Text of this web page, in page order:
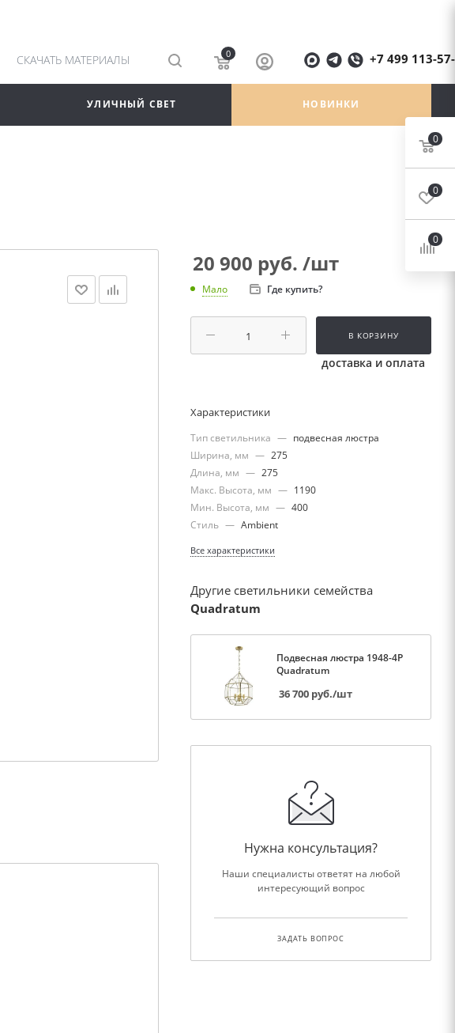
СКАЧАТЬ МАТЕРИАЛЫ 0 +7 499 113-
УЛИЧНЫЙ СВЕТ НОВИНКИ
20 900 руб. /шт
Мало Где купить?
В КОРЗИНУ
доставка и оплата
Характеристики
Тип светильника — подвесная люстра
Ширина, мм — 275
Длина, мм — 275
Макс. Высота, мм — 1190
Мин. Высота, мм — 400
Стиль — Ambient
Все характеристики
Другие светильники семейства
Quadratum
Подвесная люстра 1948-4P
Quadratum
36 700 руб./шт
Нужна консультация?
Наши специалисты ответят на любой
интересующий вопрос
ЗАДАТЬ ВОПРОС
0
0
0